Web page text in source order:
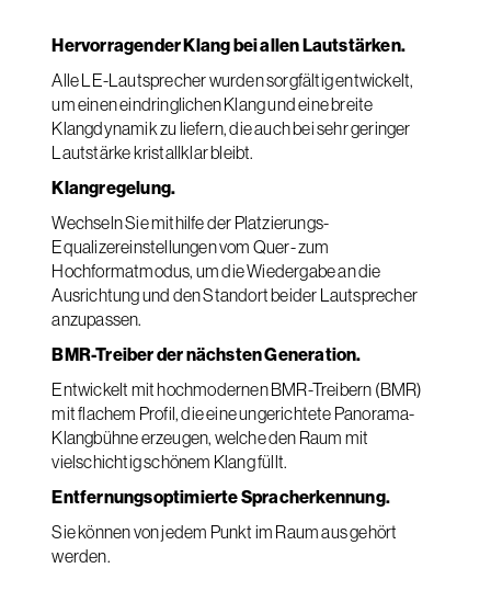
Hervorragender Klang bei allen Lautstärken.
Alle LE-Lautsprecher wurden sorgfältig entwickelt,
um einen eindringlichen Klang und eine breite
Klangdynamik zu liefern, die auch bei sehr geringer
Lautstärke kristallklar bleibt.
Klangregelung.
Wechseln Sie mithilfe der Platzierungs-
Equalizereinstellungen vom Quer- zum
Hochformatmodus, um die Wiedergabe an die
Ausrichtung und den Standort beider Lautsprecher
anzupassen.
BMR-Treiber der nächsten Generation.
Entwickelt mit hochmodernen BMR-Treibern (BMR)
mit flachem Profil, die eine ungerichtete Panorama-
Klangbühne erzeugen, welche den Raum mit
vielschichtig schönem Klang füllt.
Entfernungsoptimierte Spracherkennung.
Sie können von jedem Punkt im Raum aus gehört
werden.